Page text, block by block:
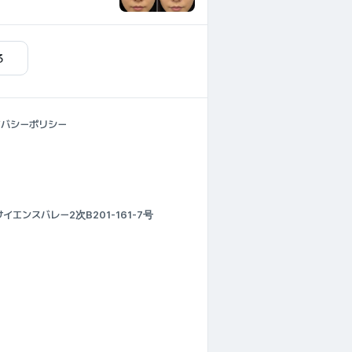
シーポリシー
イエンスバレー2次B201-161-7号